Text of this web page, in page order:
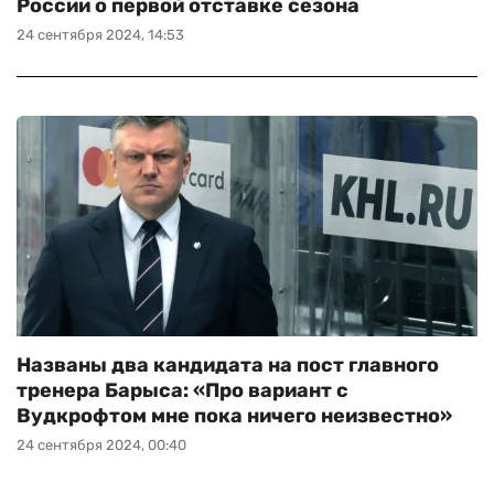
24 сентября 2024, 14:53
России о первой отставке сезона
24 сентября 2024, 00:40
Названы два кандидата на пост главного
тренера Барыса: «‎Про вариант с
Вудкрофтом мне пока ничего неизвестно»